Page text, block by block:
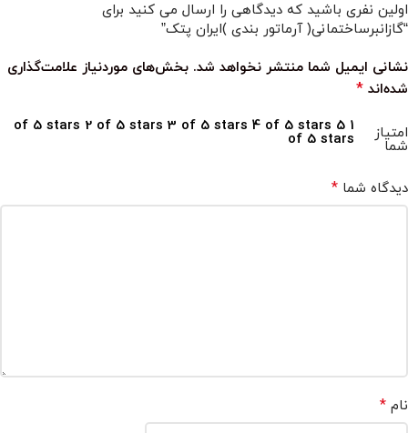
اولین نفری باشید که دیدگاهی را ارسال می کنید برای
“گازانبرساختمانی( آرماتور بندی )ایران پتک”
نشانی ایمیل شما منتشر نخواهد شد. بخش‌های موردنیاز علامت‌گذاری
شده‌اند *
امتیاز
شما
1 of 5 stars
2 of 5 stars 3 of 5 stars 4 of 5 stars 5
of 5 stars
دیدگاه شما *
نام *